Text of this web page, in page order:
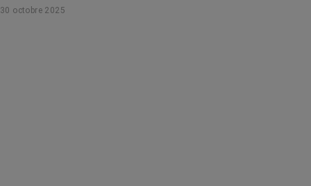
Centre Léon Bérard (Lyon).
30 octobre 2025